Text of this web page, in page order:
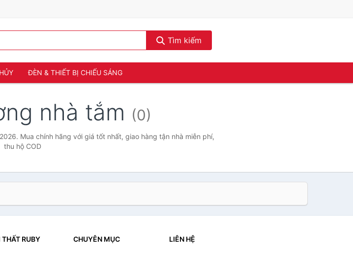
Tìm kiếm
ĐÈN & THIẾT BỊ CHIẾU SÁNG
nhà tắm (0)
Mua chính hãng với giá tốt nhất, giao hàng tận nhà miễn phí,
thu hộ COD
THẤT RUBY CHUYÊN MỤC LIÊN HỆ